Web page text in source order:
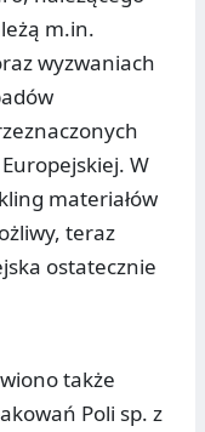
m.in.
wyzwaniach
W
materiałów
teraz
ostatecznie
także
Poli sp. z